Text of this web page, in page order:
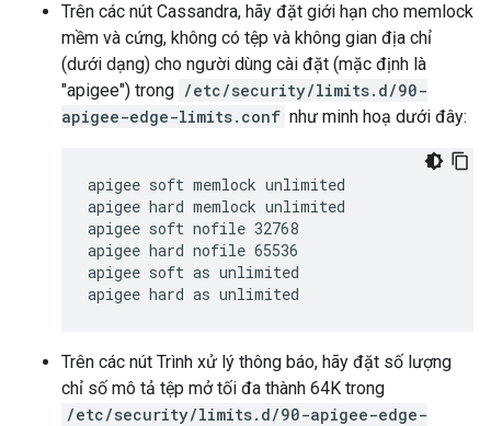
Trên các nút Cassandra, hãy đặt giới hạn cho memlock
mềm và cứng, không có tệp và không gian địa chỉ
(dưới dạng) cho người dùng cài đặt (mặc định là
"apigee") trong /etc/security/limits.d/90-
apigee-edge-limits.conf như minh hoạ dưới đây:
apigee soft memlock unlimited
apigee hard memlock unlimited
apigee soft nofile 32768
apigee hard nofile 65536
apigee soft as unlimited
apigee hard as unlimited
Trên các nút Trình xử lý thông báo, hãy đặt số lượng
chỉ số mô tả tệp mở tối đa thành 64K trong
/etc/security/limits.d/90-apigee-edge-